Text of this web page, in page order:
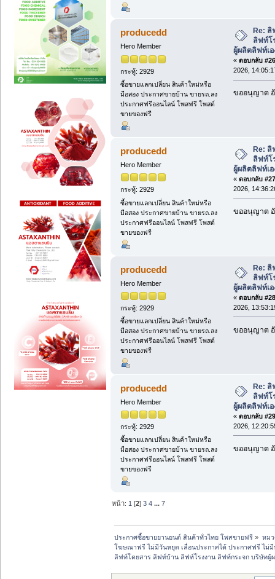
producedd
Hero Member
กระทู้: 2929
ซื้อขายแลกเปลี่ยน สินค้าใหม่หรือ
มือสอง ประกาศขายบ้าน ขายรถ.ลง
ประกาศฟรีออนไลน์ โพสฟรี โพสต์
ขายของฟรี
Re:
ลิฟท์โ
ผู้ผลิตลิฟท์เ
« ตอบกลับ
2026,
ขออนุญาต
producedd
Hero Member
กระทู้: 2929
ซื้อขายแลกเปลี่ยน สินค้าใหม่หรือ
มือสอง ประกาศขายบ้าน ขายรถ.ลง
ประกาศฟรีออนไลน์ โพสฟรี โพสต์
ขายของฟรี
Re:
ลิฟท์โ
ผู้ผลิตลิฟท์เ
« ตอบกลับ
2026,
ขออนุญาต
producedd
Hero Member
กระทู้: 2929
ซื้อขายแลกเปลี่ยน สินค้าใหม่หรือ
มือสอง ประกาศขายบ้าน ขายรถ.ลง
ประกาศฟรีออนไลน์ โพสฟรี โพสต์
ขายของฟรี
Re: ลิ
ลิฟท์โ
ผู้ผลิตลิฟท์เ
« ตอบกลับ
2026,
ขออนุญาต
producedd
Hero Member
กระทู้: 2929
ซื้อขายแลกเปลี่ยน สินค้าใหม่หรือ
มือสอง ประกาศขายบ้าน ขายรถ.ลง
ประกาศฟรีออนไลน์ โพสฟรี โพสต์
ขายของฟรี
Re: ลิ
ลิฟท์โ
ผู้ผลิตลิฟท์เ
« ตอบกลับ
2026,
ขออนุญาต
หน้า: 1 [2]3 4 ...7
ประกาศซื้อขายยานยนต์ สินค้าทั่วไทย โพสขายฟรี » หม
โฆษณาฟรี ไม่มีวันหยุด เลื่อนประกาศได้ ประกาศฟรี ไม่
ลิฟท์โดยสาร ลิฟท์บ้าน ลิฟท์โรงงาน ลิฟท์กระจก บริษัทผู้